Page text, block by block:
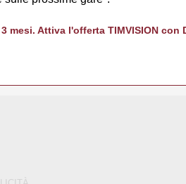
mesi. Attiva l'offerta TIMVISION con